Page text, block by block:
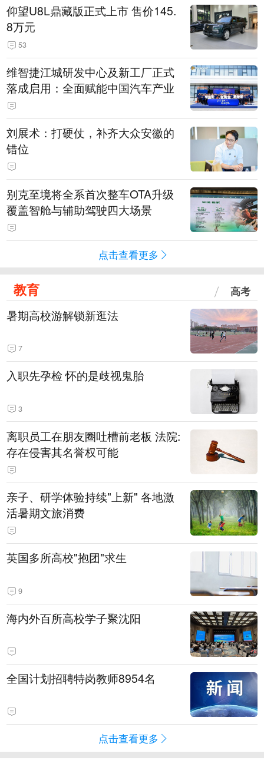
仰望U8L鼎藏版正式上市 售价145.
8万元
53
维智捷江城研发中心及新工厂正式
落成启用：全面赋能中国汽车产业
刘展术：打硬仗，补齐大众安徽的
错位
别克至境将全系首次整车OTA升级
覆盖智舱与辅助驾驶四大场景
点击查看更多
教育 高考
暑期高校游解锁新逛法
7
入职先孕检 怀的是歧视鬼胎
3
离职员工在朋友圈吐槽前老板 法院:
存在侵害其名誉权可能
亲子、研学体验持续"上新" 各地激
活暑期文旅消费
英国多所高校"抱团"求生
9
海内外百所高校学子聚沈阳
全国计划招聘特岗教师8954名
点击查看更多